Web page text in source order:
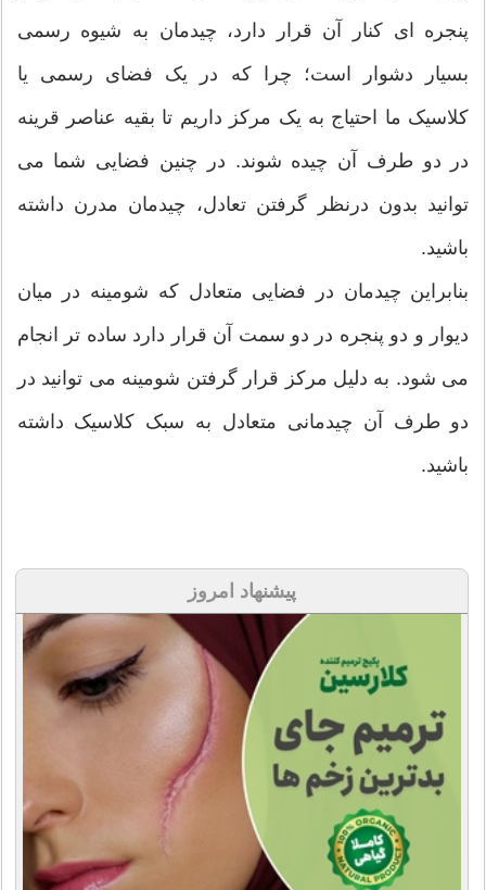
پنجره ای کنار آن قرار دارد، چیدمان به شیوه رسمی
بسیار دشوار است؛ چرا که در یک فضای رسمی یا
کلاسیک ما احتیاج به یک مرکز داریم تا بقیه عناصر قرینه
در دو طرف آن چیده شوند. در چنین فضایی شما می
توانید بدون درنظر گرفتن تعادل، چیدمان مدرن داشته
باشید.
بنابراین چیدمان در فضایی متعادل که شومینه در میان
دیوار و دو پنجره در دو سمت آن قرار دارد ساده تر انجام
می شود. به دلیل مرکز قرار گرفتن شومینه می توانید در
دو طرف آن چیدمانی متعادل به سبک کلاسیک داشته
باشید.
پیشنهاد امروز